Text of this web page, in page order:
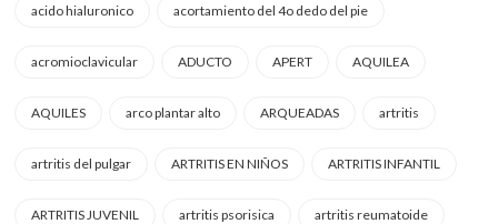
acido hialuronico acortamiento del 4o dedo del pie
acromioclavicular ADUCTO APERT AQUILEA
AQUILES arco plantar alto ARQUEADAS artritis
artritis del pulgar ARTRITIS EN NIÑOS ARTRITIS INFANTIL
ARTRITIS JUVENIL artritis psorisica artritis reumatoide